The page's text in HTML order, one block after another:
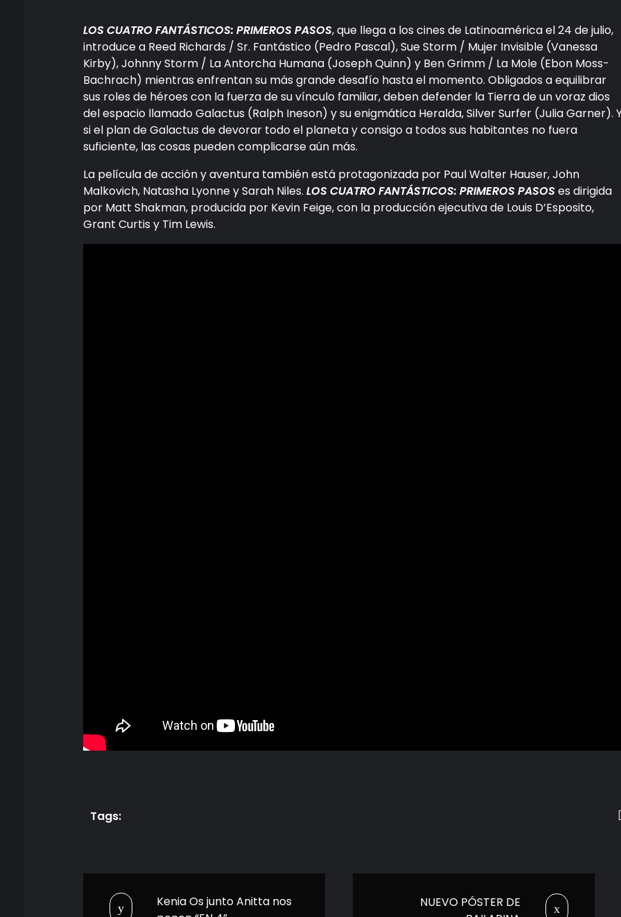
LOS CUATRO FANTÁSTICOS: PRIMEROS PASOS, que llega a los cines de Latinoamérica el 24 de julio,
introduce a Reed Richards / Sr. Fantástico (Pedro Pascal), Sue Storm / Mujer Invisible (Vanessa
Kirby), Johnny Storm / La Antorcha Humana (Joseph Quinn) y Ben Grimm / La Mole (Ebon Moss-
Bachrach) mientras enfrentan su más grande desafío hasta el momento. Obligados a equilibrar
sus roles de héroes con la fuerza de su vínculo familiar, deben defender la Tierra de un voraz dios
del espacio llamado Galactus (Ralph Ineson) y su enigmática Heralda, Silver Surfer (Julia Garner).
si el plan de Galactus de devorar todo el planeta y consigo a todos sus habitantes no fuera
suficiente, las cosas pueden complicarse aún más.
La película de acción y aventura también está protagonizada por Paul Walter Hauser, John
Malkovich, Natasha Lyonne y Sarah Niles. LOS CUATRO FANTÁSTICOS: PRIMEROS PASOSes dirigida
por Matt Shakman, producida por Kevin Feige, con la producción ejecutiva de Louis D’Esposito,
Grant Curtis y Tim Lewis.
Tags:
Kenia Os junto Anitta nos
NUEVO PÓSTER DE